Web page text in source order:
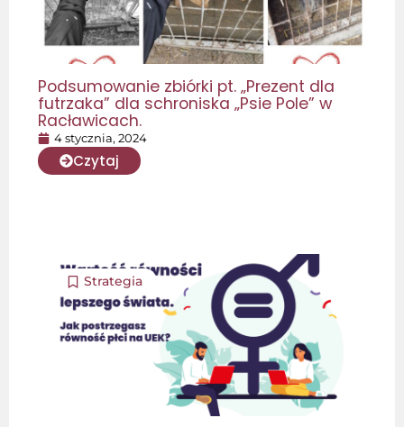
Podsumowanie zbiórki pt. „Prezent dla
futrzaka” dla schroniska „Psie Pole” w
Racławicach.
4 stycznia, 2024
Czytaj
Strategia